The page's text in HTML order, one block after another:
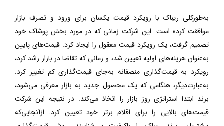
به‌طورکلی ریباک با رویکرد قیمت یکسان برای ورود و تصرف بازار
موافقت کرده است. این شرکت زمانی که در مورد بخش پوشاک خود
تصمیم گرفت، یک رویکرد قیمت معقول را ایجاد کرد. قیمت‌های پایین
به‌عنوان هزینه‌های اولیه تعیین شد، و زمانی که تقاضا در بازار رشد کرد،
رویکرد به قیمت‌گذاری منصفانه به‌جای قیمت‌گذاری کم تغییر کرد.
به‌عبارت‌دیگر، هنگامی که یک محصول جدید به بازار معرفی می‌شود،
برند ابتدا استراتژی روز بازار را اتخاذ می‌کند. در نتیجه این شرکت
قیمت‌های بالایی را برای اقلام برتر خود تعیین کرد. ازآنجایی‌که